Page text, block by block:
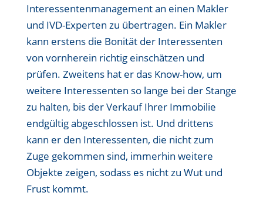
Interessentenmanagement an einen Makler
und IVD-Experten zu übertragen. Ein Makler
kann erstens die Bonität der Interessenten
von vornherein richtig einschätzen und
prüfen. Zweitens hat er das Know-how, um
weitere Interessenten so lange bei der Stange
zu halten, bis der Verkauf Ihrer Immobilie
endgültig abgeschlossen ist. Und drittens
kann er den Interessenten, die nicht zum
Zuge gekommen sind, immerhin weitere
Objekte zeigen, sodass es nicht zu Wut und
Frust kommt.